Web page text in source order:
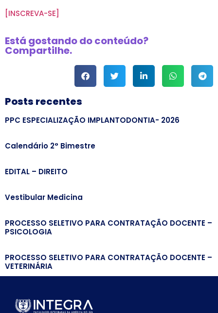
[INSCREVA-SE]
Está gostando do conteúdo?
Compartilhe.
Posts recentes
PPC ESPECIALIZAÇÃO IMPLANTODONTIA- 2026
Calendário 2° Bimestre
EDITAL – DIREITO
Vestibular Medicina
PROCESSO SELETIVO PARA CONTRATAÇÃO DOCENTE –
PSICOLOGIA
PROCESSO SELETIVO PARA CONTRATAÇÃO DOCENTE –
VETERINÁRIA